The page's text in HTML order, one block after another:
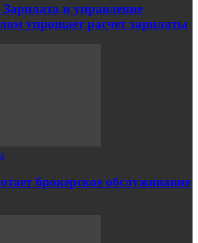
и управление
упрощает расчет зарплаты
брокерское обслуживание